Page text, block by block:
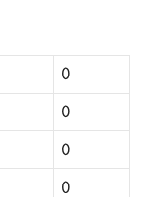
0
0
0
0